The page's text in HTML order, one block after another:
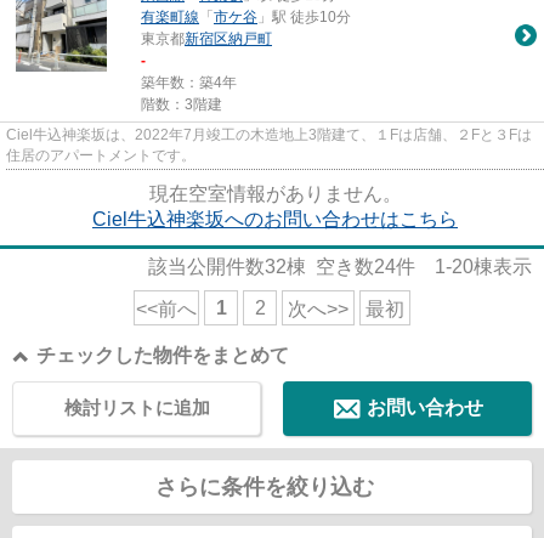
有楽町線 「 市ケ谷 」駅 徒歩10分
東京都新宿区納戸町
-
築年数：築4年
階数：3階建
Ciel牛込神楽坂は、2022年7月竣工の木造地上3階建て、１Fは店舗、２Fと３Fは
住居のアパートメントです。
現在空室情報がありません。
Ciel牛込神楽坂へのお問い合わせはこちら
該当公開件数32棟 空き数24件 1-20棟表示
<<前へ 1 2 次へ>> 最初
チェックした物件をまとめて
お問い合わせ
検討リストに追加
さらに条件を絞り込む